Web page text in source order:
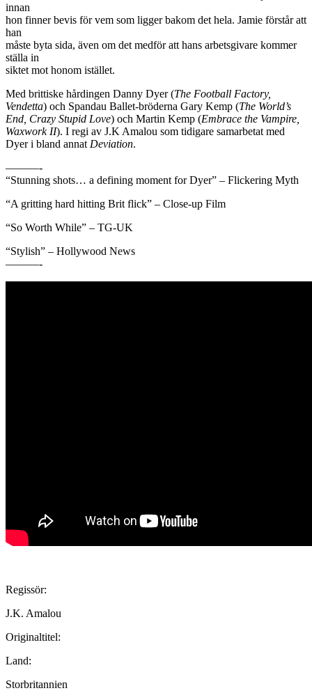
innan
hon finner bevis för vem som ligger bakom det hela. Jamie förstår att
han
måste byta sida, även om det medför att hans arbetsgivare kommer
ställa in
siktet mot honom istället.
Med brittiske hårdingen Danny Dyer (The Football Factory,
Vendetta) och Spandau Ballet-bröderna Gary Kemp (The World’s
End, Crazy Stupid Love) och Martin Kemp (Embrace the Vampire,
Waxwork II). I regi av J.K Amalou som tidigare samarbetat med
Dyer i bland annat Deviation.
———-
“Stunning shots… a defining moment for Dyer” – Flickering Myth
“A gritting hard hitting Brit flick” – Close-up Film
“So Worth While” – TG-UK
“Stylish” – Hollywood News
———-
Regissör:
J.K. Amalou
Originaltitel:
Land:
Storbritannien